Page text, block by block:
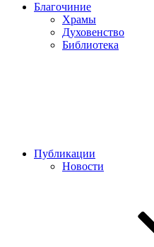
Благочиние
Храмы
Духовенство
Библиотека
Публикации
Новости